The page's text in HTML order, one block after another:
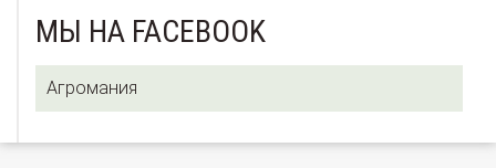
МЫ НА FACEBOOK
Агромания